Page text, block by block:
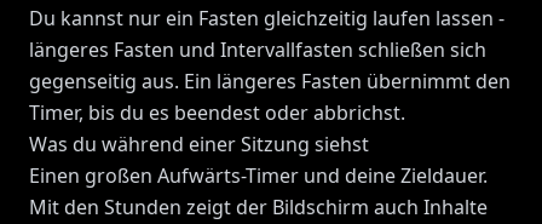
Du kannst nur ein Fasten gleichzeitig laufen lassen -
längeres Fasten und Intervallfasten schließen sich
gegenseitig aus. Ein längeres Fasten übernimmt den
Timer, bis du es beendest oder abbrichst.
Was du während einer Sitzung siehst
Einen großen Aufwärts-Timer und deine Zieldauer.
Mit den Stunden zeigt der Bildschirm auch Inhalte